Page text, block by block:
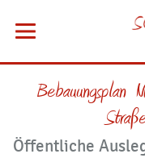
Menü öffnen
Öffentliche